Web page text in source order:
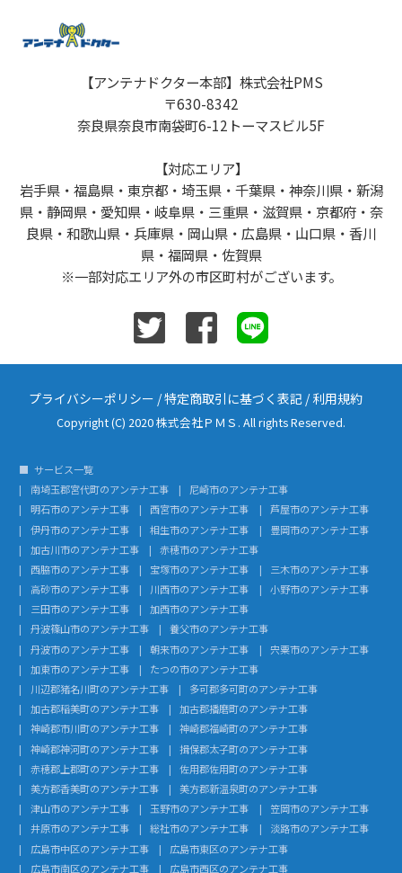
【アンテナドクター本部】株式会社PMS
〒630-8342
奈良県奈良市南袋町6-12トーマスビル5F
【対応エリア】
岩手県・福島県・東京都・埼玉県・千葉県・神奈川県・新潟
県・静岡県・愛知県・岐阜県・三重県・滋賀県・京都府・奈
良県・和歌山県・兵庫県・岡山県・広島県・山口県・香川
県・福岡県・佐賀県
※一部対応エリア外の市区町村がございます。
プライバシーポリシー /特定商取引に基づく表記 /利用規約
Copyright (C) 2020 株式会社ＰＭＳ. All rights Reserved.
サービス一覧
南埼玉郡宮代町のアンテナ工事
尼崎市のアンテナ工事
明石市のアンテナ工事
西宮市のアンテナ工事
芦屋市のアンテナ工事
伊丹市のアンテナ工事
相生市のアンテナ工事
豊岡市のアンテナ工事
加古川市のアンテナ工事
赤穂市のアンテナ工事
西脇市のアンテナ工事
宝塚市のアンテナ工事
三木市のアンテナ工事
高砂市のアンテナ工事
川西市のアンテナ工事
小野市のアンテナ工事
三田市のアンテナ工事
加西市のアンテナ工事
丹波篠山市のアンテナ工事
養父市のアンテナ工事
丹波市のアンテナ工事
朝来市のアンテナ工事
宍粟市のアンテナ工事
加東市のアンテナ工事
たつの市のアンテナ工事
川辺郡猪名川町のアンテナ工事
多可郡多可町のアンテナ工事
加古郡稲美町のアンテナ工事
加古郡播磨町のアンテナ工事
神崎郡市川町のアンテナ工事
神崎郡福崎町のアンテナ工事
神崎郡神河町のアンテナ工事
揖保郡太子町のアンテナ工事
赤穂郡上郡町のアンテナ工事
佐用郡佐用町のアンテナ工事
美方郡香美町のアンテナ工事
美方郡新温泉町のアンテナ工事
津山市のアンテナ工事
玉野市のアンテナ工事
笠岡市のアンテナ工事
井原市のアンテナ工事
総社市のアンテナ工事
淡路市のアンテナ工事
広島市中区のアンテナ工事
広島市東区のアンテナ工事
広島市南区のアンテナ工事
広島市西区のアンテナ工事